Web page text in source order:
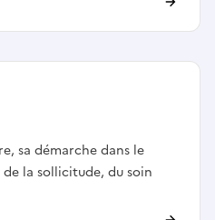
sa démarche dans le
la sollicitude, du soin